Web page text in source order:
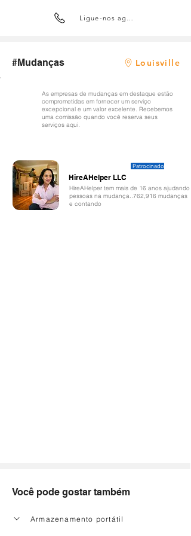
Ligue-nos agora
#Mudanças Louisville
As empresas de mudanças em destaque estão
comprometidas em fornecer um serviço
excepcional e um valor excelente. Recebemos
uma comissão quando você reserva seus
serviços aqui.
HireAHelper LLC
Patrocinado
HireAHelper tem mais de 16 anos ajudando
pessoas na mudança..762,916 mudanças
e contando
Você pode gostar também
Armazenamento portátil